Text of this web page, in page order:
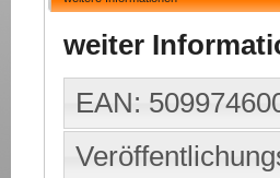
weiter
EAN: